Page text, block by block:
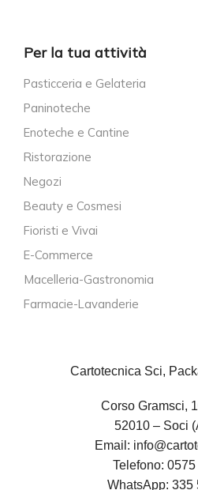
Per la tua attività
Pasticceria e Gelateria
Paninoteche
Enoteche e Cantine
Ristorazione
Negozi
Beauty e Cosmesi
Fioristi e Vivai
E-Commerce
Macelleria-Gastronomia
Farmacie-Lavanderie
Cartotecnica Sci,
Corso Gramsci,
52010 – Soci
Email:
Telefono: 0575
WhatsApp: 335